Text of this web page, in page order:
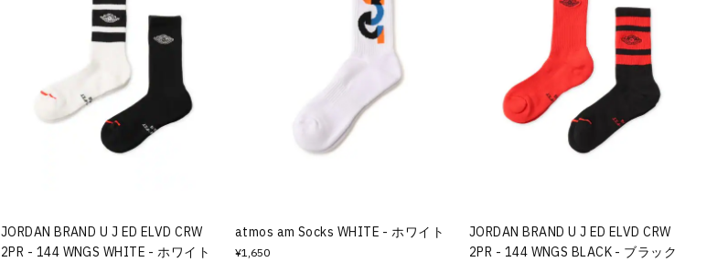
JORDAN BRAND U J ED ELVD CRW
2PR - 144 WNGS WHITE - ホワイト
atmos am Socks WHITE - ホワイト
¥1,650
JORDAN BRAND U J ED ELVD CRW
2PR - 144 WNGS BLACK - ブラック